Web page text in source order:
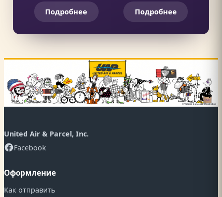
Подробнее Подробнее
United Air & Parcel, Inc.
Facebook
Оформление
Как отправить